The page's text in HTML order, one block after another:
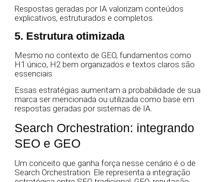
Respostas geradas por IA valorizam conteúdos
explicativos, estruturados e completos.
5. Estrutura otimizada
Mesmo no contexto de GEO, fundamentos como
H1 único, H2 bem organizados e textos claros são
essenciais.
Essas estratégias aumentam a probabilidade de sua
marca ser mencionada ou utilizada como base em
respostas geradas por sistemas de IA.
Search Orchestration: integrando
SEO e GEO
Um conceito que ganha força nesse cenário é o de
Search Orchestration. Ele representa a integração